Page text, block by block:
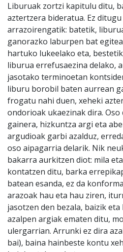
Liburuak zortzi kapitulu ditu,
aztertzera bideratua. Ez
arrazoirengatik: batetik,
ganorazko laburpen bat
hartuko lukeelako eta,
liburua errefusaezina delako,
jasotako terminoetan
liburu borobil baten aurrean
frogatu nahi duen, xeheki
ondorioak ukaezinak dira.
gainera, hizkuntza argi eta
argudioak garbi azalduz,
oso aipagarria delarik. Nik
bakarra aurkitzen diot: mila
kontatzen ditu, barka
batean esanda, ez da
arazoak hau eta hau ziren,
jasotzen den bezala, baizik
azalpen argiak ematen ditu,
ulergarrian. Arrunki ez dira
bai), baina hainbeste kontu